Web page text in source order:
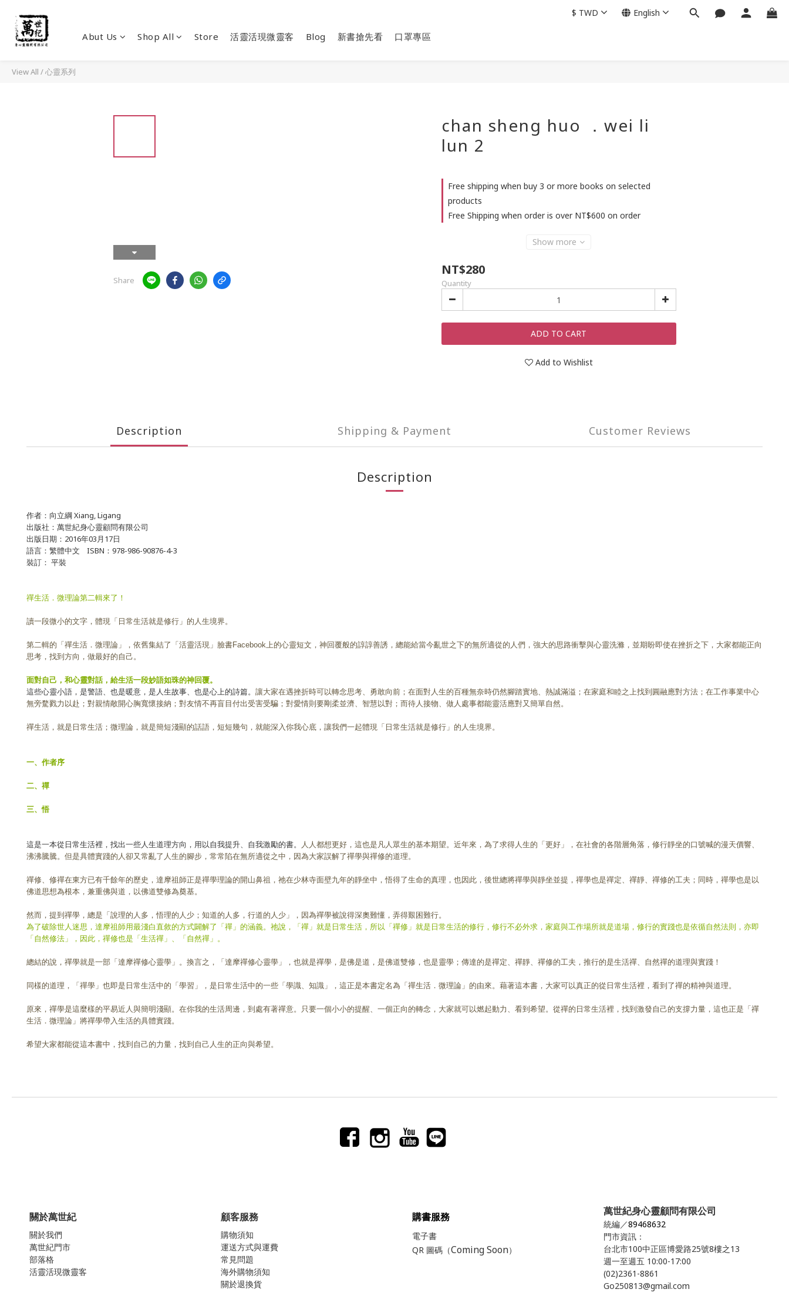
Abut Us Shop All Store 活靈活現微靈客 Blog 新書搶先看 口罩專區
$ TWD English
View All /心靈系列
Share
chan sheng huo ．wei li
lun 2
Free shipping when buy 3 or more books on selected
products
Free Shipping when order is over NT$600 on order
Show more
NT$280
Quantity
ADD TO CART
Add to Wishlist
Description Shipping & Payment Customer Reviews
Description
作者：向立綱 Xiang, Ligang
出版社：萬世紀身心靈顧問有限公司
出版日期：2016年03月17日
語言：繁體中文 ISBN：978-986-90876-4-3
裝訂： 平裝
禪生活．微理論第二輯來了！
讀一段微小的文字，體現「日常生活就是修行」的人生境界。
第二輯的「禪生活．微理論」，依舊集結了「活靈活現」臉書Facebook上的心靈短文，神回覆般的諄諄善誘，總能給當今亂世之下的無所適從的人們，強大的思路衝擊與心靈洗滌，並期盼即使在挫折之下，大家都能正向
思考，找到方向，做最好的自己。
面對自己，和心靈對話，給生活一段妙語如珠的神回覆。
這些心靈小語，是警語、也是暖意，是人生故事、也是心上的詩篇。 讓大家在遇挫折時可以轉念思考、勇敢向前；在面對人生的百種無奈時仍然腳踏實地、熱誠滿溢；在家庭和睦之上找到圓融應對方法；在工作事業中心
無旁騖戮力以赴；對親情敞開心胸寬懷接納；對友情不再盲目付出受害受騙；對愛情則要剛柔並濟、智慧以對；而待人接物、做人處事都能靈活應對又簡單自然。
禪生活，就是日常生活；微理論，就是簡短淺顯的話語，短短幾句，就能深入你我心底，讓我們一起體現「日常生活就是修行」的人生境界。
一、作者序
二、禪
三、悟
這是一本從日常生活裡，找出一些人生道理方向，用以自我提升、自我激勵的書。
人人都想更好，這也是凡人眾生的基本期望。近年來，為了求得人生的「更好」，在社會的各階層角落，修行靜坐的口號喊的漫天價響、
沸沸騰騰。但是具體實踐的人卻又常亂了人生的腳步，常常陷在無所適從之中，因為大家誤解了禪學與禪修的道理。
禪修、修禪在東方已有千餘年的歷史，達摩祖師正是禪學理論的開山鼻祖，祂在少林寺面壁九年的靜坐中，悟得了生命的真理，也因此，後世總將禪學與靜坐並提，禪學也是禪定、禪靜、禪修的工夫；同時，禪學也是以
佛道思想為根本，兼重佛與道，以佛道雙修為奠基。
然而，提到禪學，總是「說理的人多，悟理的人少；知道的人多，行道的人少」，因為禪學被說得深奧難懂，弄得艱困難行。
為了破除世人迷思，達摩祖師用最淺白直敘的方式闢解了「禪」的涵義。祂說，「禪」就是日常生活，所以「禪修」就是日常生活的修行，修行不必外求，家庭與工作場所就是道場，修行的實踐也是依循自然法則，亦即
「自然修法」，因此，禪修也是「生活禪」、「自然禪」。
總結的說，禪學就是一部「達摩禪修心靈學」。換言之，「達摩禪修心靈學」，也就是禪學，是佛是道，是佛道雙修，也是靈學；傳達的是禪定、禪靜、禪修的工夫，推行的是生活禪、自然禪的道理與實踐！
同樣的道理，「禪學」也即是日常生活中的「學習」，是日常生活中的一些「學識、知識」，這正是本書定名為「禪生活．微理論」的由來。藉著這本書，大家可以真正的從日常生活裡，看到了禪的精神與道理。
原來，禪學是這麼樣的平易近人與簡明淺顯。在你我的生活周邊，到處有著禪意。只要一個小小的提醒、一個正向的轉念，大家就可以燃起動力、看到希望。從禪的日常生活裡，找到激發自己的支撐力量，這也正是「禪
生活．微理論」將禪學帶入生活的具體實踐。
希望大家都能從這本書中，找到自己的力量，找到自己人生的正向與希望。
關於萬世紀
關於我們
萬世紀門市
部落格
活靈活現微靈客
顧客服務
購物須知
運送方式與運費
常見問題
海外購物須知
關於退換貨
購書服務
電子書
QR 圖碼（Coming Soon）
萬世紀身心靈顧問有限公司
統編／89468632
門市資訊：
台北市100中正區博愛路25號8樓之13
週一至週五 10:00-17:00
(02)2361-8861
Go250813@gmail.com